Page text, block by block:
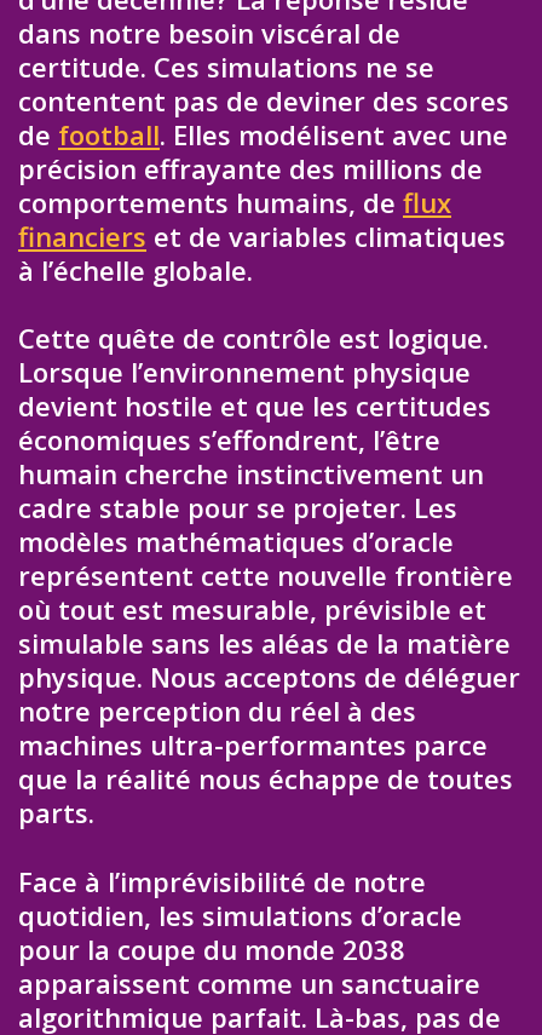
dans notre besoin viscéral de
certitude. Ces simulations ne se
contentent pas de deviner des scores
de football. Elles modélisent avec une
précision effrayante des millions de
comportements humains, de flux
financiers et de variables climatiques
à l’échelle globale.
Cette quête de contrôle est logique.
Lorsque l’environnement physique
devient hostile et que les certitudes
économiques s’effondrent, l’être
humain cherche instinctivement un
cadre stable pour se projeter. Les
modèles mathématiques d’oracle
représentent cette nouvelle frontière
où tout est mesurable, prévisible et
simulable sans les aléas de la matière
physique. Nous acceptons de déléguer
notre perception du réel à des
machines ultra-performantes parce
que la réalité nous échappe de toutes
parts.
Face à l’imprévisibilité de notre
quotidien, les simulations d’oracle
pour la coupe du monde 2038
apparaissent comme un sanctuaire
algorithmique parfait. Là-bas, pas de